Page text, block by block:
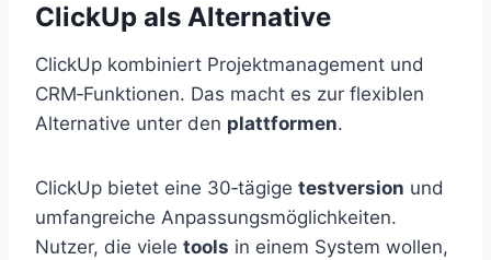
ClickUp als Alternative
ClickUp kombiniert Projektmanagement und
CRM‑Funktionen. Das macht es zur flexiblen
Alternative unter den plattformen.
ClickUp bietet eine 30‑tägige testversion und
umfangreiche Anpassungsmöglichkeiten.
Nutzer, die viele tools in einem System wollen,